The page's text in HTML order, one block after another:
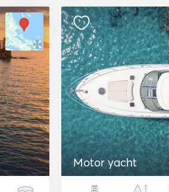
Motor yacht